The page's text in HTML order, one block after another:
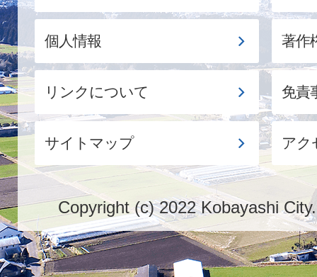
個人情報 著作
リンクについて 免責
サイトマップ アク
Copyright (c) 2022 Kobayashi